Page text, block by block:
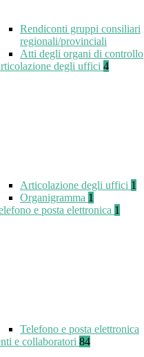
Rendiconti gruppi consiliari
regionali/provinciali
Atti degli organi di controllo
degli uffici 4
Articolazione degli uffici 1
Organigramma 1
e posta elettronica 1
Telefono e posta elettronica
e collaboratori 84